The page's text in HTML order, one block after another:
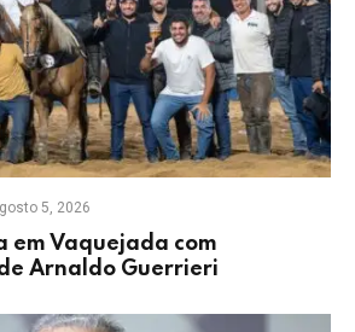
5, 2026
em Vaquejada com
Arnaldo Guerrieri